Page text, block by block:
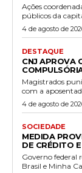
Ações
públicos da
4 de agosto de
DESTAQUE
CNJ APROVA
Magistrados
com a
4 de agosto de
SOCIEDADE
MEDIDA
DE CRÉDITO
Governo federal
Brasil e Minha